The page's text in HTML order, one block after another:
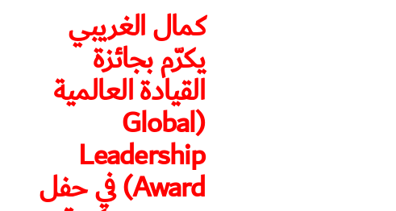
كمال الغريبي
يكرّم بجائزة
القيادة العالمية
(Global
Leadership
Award) في حفل